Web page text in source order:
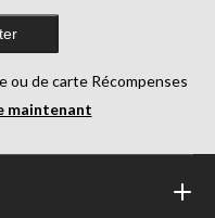
ou de carte Récompenses
maintenant